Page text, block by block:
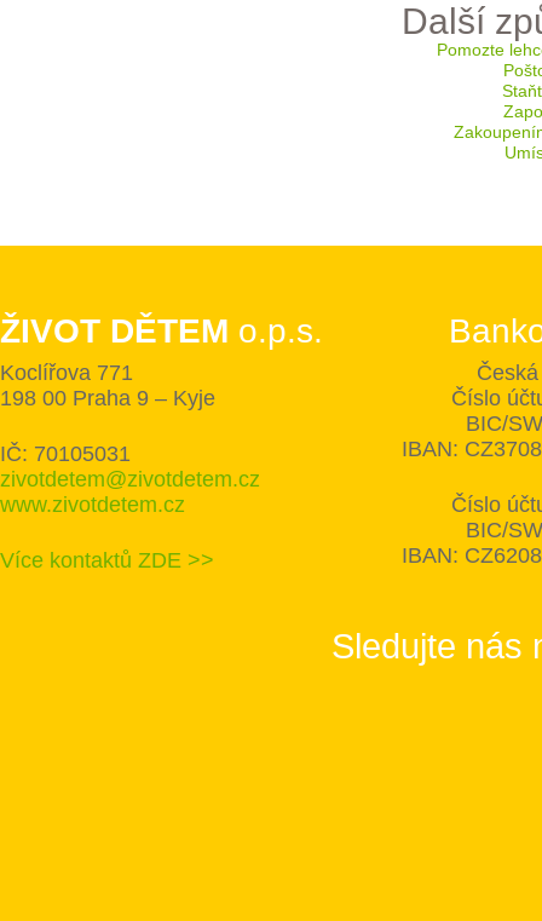
Další
Pomozte
ŽIVOT DĚTEM o.p.s.
Koclířova 771
198 00 Praha 9 – Kyje
IČ: 70105031
zivotdetem@zivotdetem.cz
www.zivotdetem.cz
Více kontaktů ZDE >>
Číslo
BIC/
IBAN:
Číslo
BIC/
IBAN:
Sledujte nás